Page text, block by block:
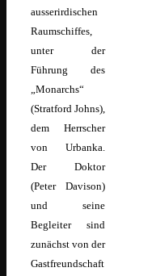
ausserirdischen
Raumschiffes,
unter der
Führung des
„Monarchs“
(Stratford Johns),
dem Herrscher
von Urbanka.
Der Doktor
(Peter Davison)
und seine
Begleiter sind
zunächst von der
Gastfreundschaft